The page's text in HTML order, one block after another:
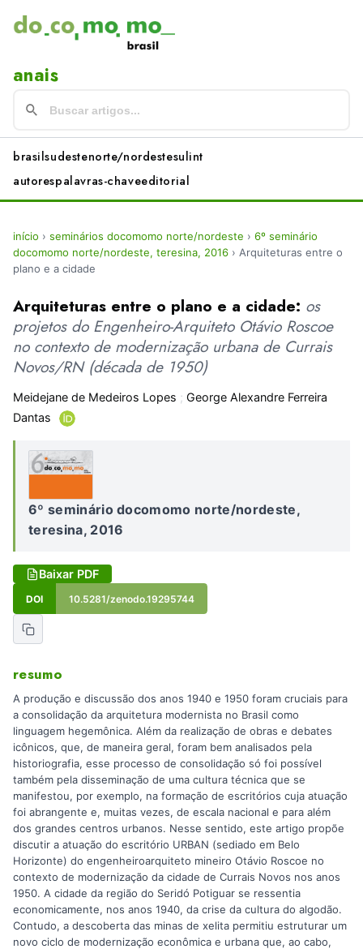
anais
brasilsudestenorte/nordestesulint
autorespalavras-chaveeditorial
início › seminários docomomo norte/nordeste › 6º seminário
docomomo norte/nordeste, teresina, 2016 › Arquiteturas entre o
plano e a cidade
Arquiteturas entre o plano e a cidade: os
projetos do Engenheiro-Arquiteto Otávio Roscoe
no contexto de modernização urbana de Currais
Novos/RN (década de 1950)
Meidejane de Medeiros Lopes ; George Alexandre Ferreira
Dantas
6º seminário docomomo norte/nordeste,
teresina, 2016
Baixar PDF
DOI 10.5281/zenodo.19295744
resumo
A produção e discussão dos anos 1940 e 1950 foram cruciais para
a consolidação da arquitetura modernista no Brasil como
linguagem hegemônica. Além da realização de obras e debates
icônicos, que, de maneira geral, foram bem analisados pela
historiografia, esse processo de consolidação só foi possível
também pela disseminação de uma cultura técnica que se
manifestou, por exemplo, na formação de escritórios cuja atuação
foi abrangente e, muitas vezes, de escala nacional e para além
dos grandes centros urbanos. Nesse sentido, este artigo propõe
discutir a atuação do escritório URBAN (sediado em Belo
Horizonte) do engenheiroarquiteto mineiro Otávio Roscoe no
contexto de modernização da cidade de Currais Novos nos anos
1950. A cidade da região do Seridó Potiguar se ressentia
economicamente, nos anos 1940, da crise da cultura do algodão.
Contudo, a descoberta das minas de xelita permitiu estruturar um
novo ciclo de modernização econômica e urbana que, ao cabo,